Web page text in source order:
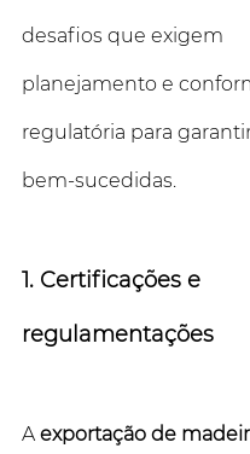
desafios que exigem
planejamento e
regulatória para
bem-sucedidas.
1. Certificações e
regulamentações
A exportação de